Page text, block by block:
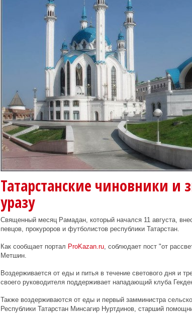
Татарстанские чиновники и
уразу
Священный месяц Рамадан, который начался 11 августа,
певцов, прокуроров и футболистов республики Татарстан.
Как сообщает портал ProKazan.ru, соблюдает пост "от
Метшин.
Воздерживается от еды и питья в течение светового дня и
своего руководителя поддерживает нападающий клуба
Также воздерживаются от еды и первый замминистра
Республики Татарстан Минсагир Нуртдинов, старший